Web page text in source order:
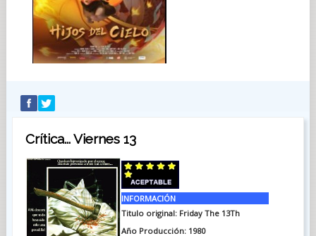
Crítica... Viernes 13
INFORMACIÓN
Titulo original: Friday The 13Th
Año Producción: 1980